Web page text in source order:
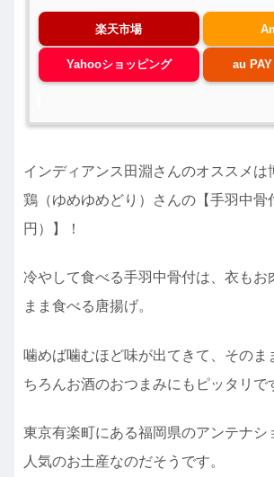
楽天市場
Yahooショッピング au
インディアンス田淵さんのオススメは
鶏（ゆめゆめどり）さんの【手羽中骨
円）】！
冷やして食べる手羽中骨付は、衣もお
まま食べる唐揚げ。
噛めば噛むほど味が出てきて、そのま
ちろんお酒のおつまみにもピッタリで
東京有楽町にある福岡県のアンテナシ
人気のお土産なのだそうです。